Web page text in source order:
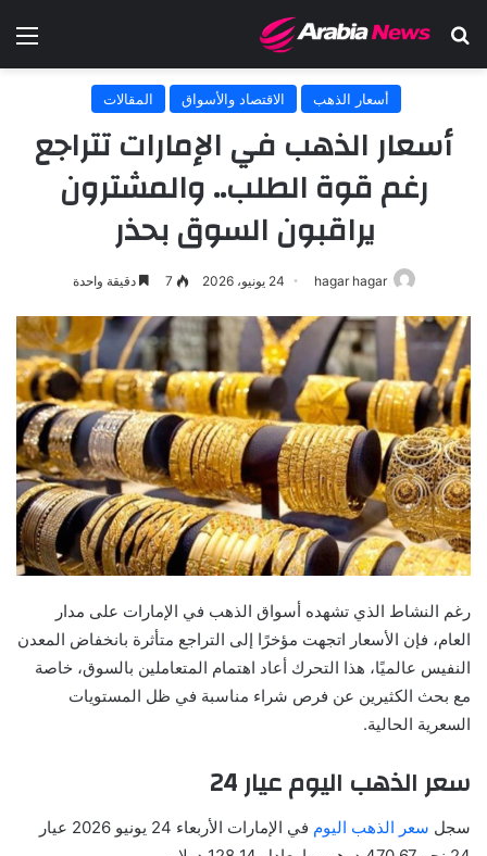
بحث عن
أسعار الذهب الاقتصاد والأسواق المقالات
أسعار الذهب في الإمارات تتراجع
رغم قوة الطلب.. والمشترون
يراقبون السوق بحذر
hagar hagar 24 يونيو، 2026 7 دقيقة واحدة
رغم النشاط الذي تشهده أسواق الذهب في الإمارات على مدار
العام، فإن الأسعار اتجهت مؤخرًا إلى التراجع متأثرة بانخفاض المعدن
النفيس عالميًا، هذا التحرك أعاد اهتمام المتعاملين بالسوق، خاصة
مع بحث الكثيرين عن فرص شراء مناسبة في ظل المستويات
السعرية الحالية.
سعر الذهب اليوم عيار 24
سجل سعر الذهب اليوم
في الإمارات الأربعاء 24 يونيو 2026 عيار